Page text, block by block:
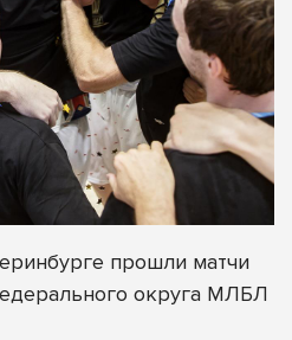
прошли матчи
округа МЛБЛ